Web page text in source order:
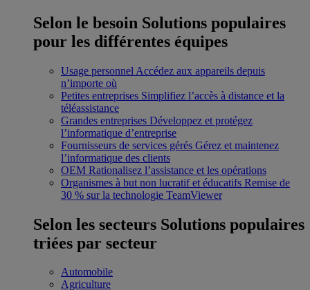
Selon le besoin Solutions populaires
pour les différentes équipes
Usage personnel Accédez aux appareils depuis
n’importe où
Petites entreprises Simplifiez l’accès à distance et la
téléassistance
Grandes entreprises Développez et protégez
l’informatique d’entreprise
Fournisseurs de services gérés Gérez et maintenez
l’informatique des clients
OEM Rationalisez l’assistance et les opérations
Organismes à but non lucratif et éducatifs Remise de
30 % sur la technologie TeamViewer
Selon les secteurs Solutions populaires
triées par secteur
Automobile
Agriculture